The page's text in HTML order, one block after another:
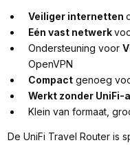
Veiliger internetten
Eén vast netwerk
Ondersteuning voor
OpenVPN
Compact genoeg
Werkt zonder
Klein van formaat,
De UniFi Travel Router is